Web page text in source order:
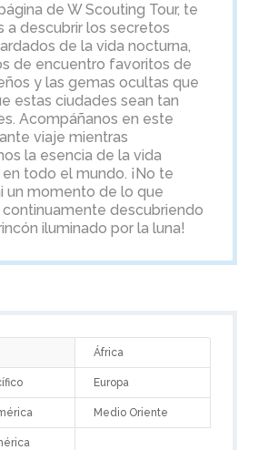
de W Scouting Tour, te
a descubrir los secretos
de la vida nocturna,
de encuentro favoritos de
y las gemas ocultas que
estas ciudades sean tan
Acompáñanos en este
viaje mientras
la esencia de la vida
todo el mundo. ¡No te
un momento de lo que
descubriendo
iluminado por la luna!
África
Europa
Medio Oriente